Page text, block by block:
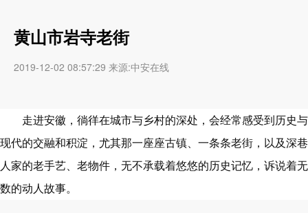
黄山市岩寺老街
2019-12-02 08:57:29 来源:中安在线
走进安徽，徜徉在城市与乡村的深处，会经常感受到历史与
现代的交融和积淀，尤其那一座座古镇、一条条老街，以及深巷
人家的老手艺、老物件，无不承载着悠悠的历史记忆，诉说着无
数的动人故事。